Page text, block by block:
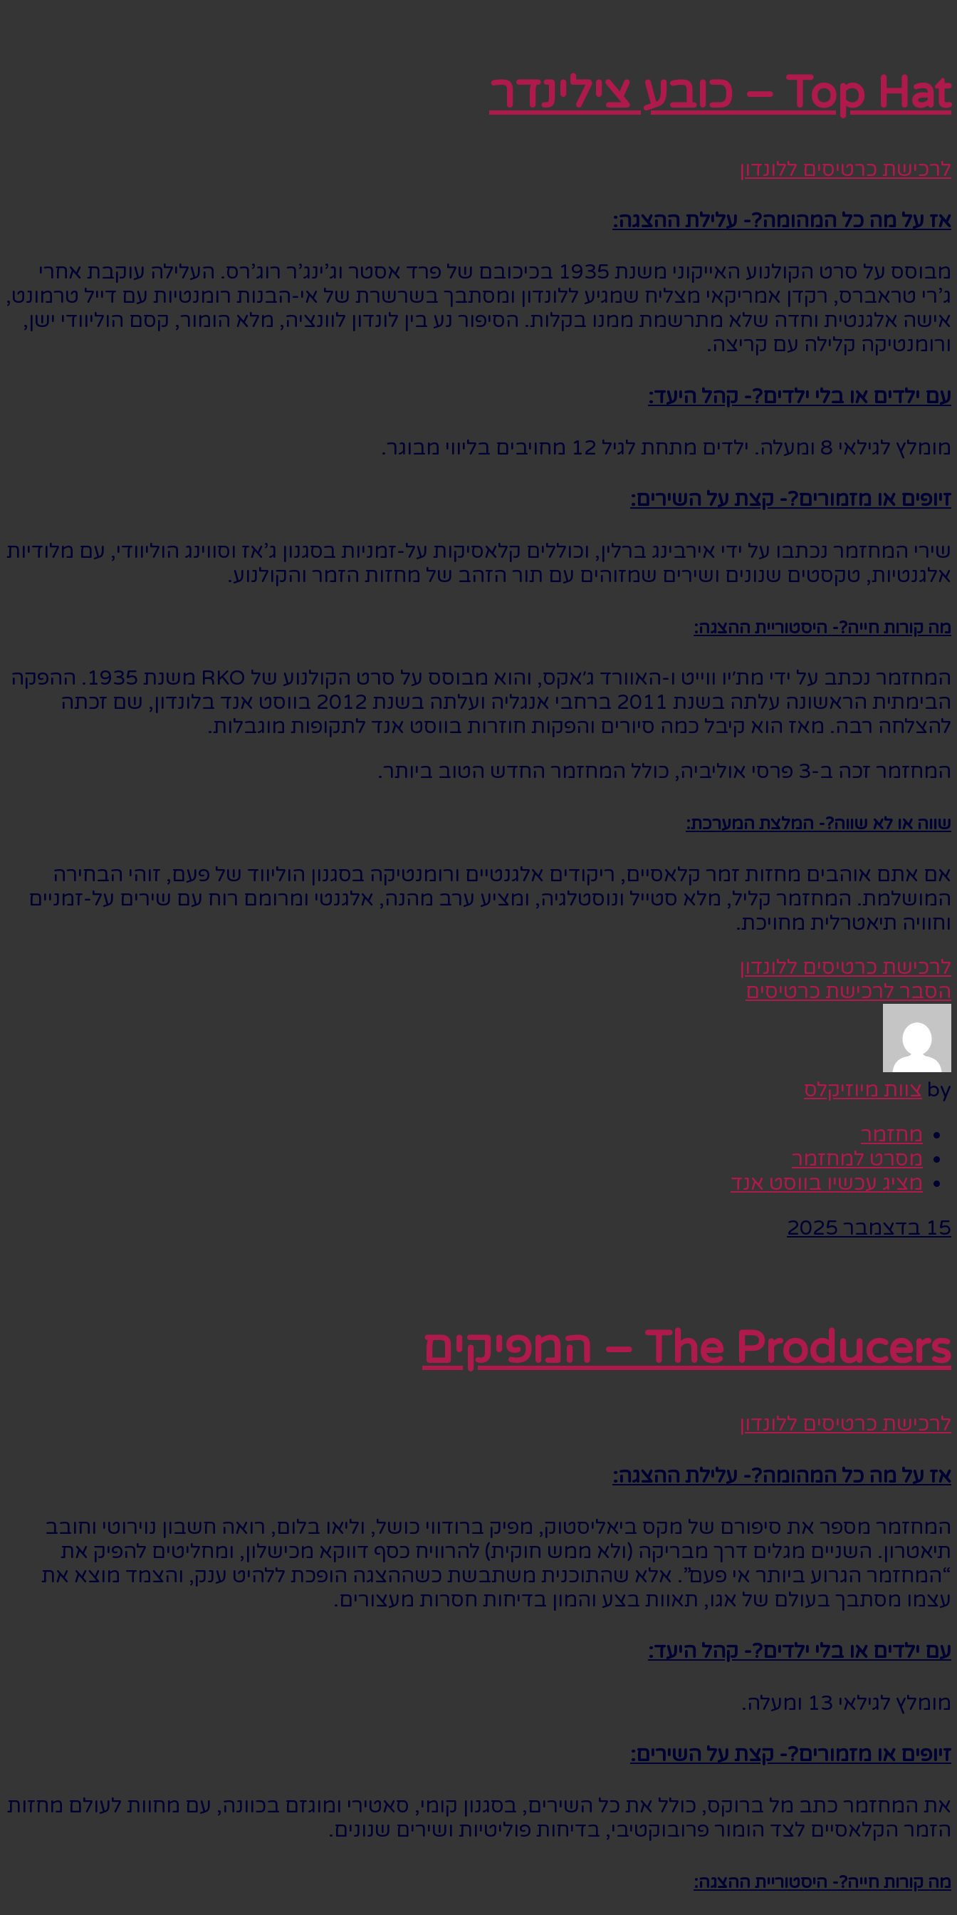
Top Hat – כובע צילינדר
לרכישת כרטיסים ללונדון
אז על מה כל המהומה?- עלילת ההצגה:
מבוסס על סרט הקולנוע האייקוני משנת 1935 בכיכובם של פרד אסטר וג’ינג’ר רוג’רס. העלילה עוקבת אחרי
ג’רי טראברס, רקדן אמריקאי מצליח שמגיע ללונדון ומסתבך בשרשרת של אי-הבנות רומנטיות עם דייל טרמונט,
אישה אלגנטית וחדה שלא מתרשמת ממנו בקלות. הסיפור נע בין לונדון לוונציה, מלא הומור, קסם הוליוודי ישן,
ורומנטיקה קלילה עם קריצה.
עם ילדים או בלי ילדים?- קהל היעד:
מומלץ לגילאי 8 ומעלה. ילדים מתחת לגיל 12 מחויבים בליווי מבוגר.
זיופים או מזמורים?- קצת על השירים:
שירי המחזמר נכתבו על ידי אירבינג ברלין, וכוללים קלאסיקות על-זמניות בסגנון ג’אז וסווינג הוליוודי, עם מלודיות
אלגנטיות, טקסטים שנונים ושירים שמזוהים עם תור הזהב של מחזות הזמר והקולנוע.
מה קורות חייה?- היסטוריית ההצגה:
המחזמר נכתב על ידי מת׳יו ווייט ו-האוורד ג׳אקס, והוא מבוסס על סרט הקולנוע של RKO משנת 1935. ההפקה
הבימתית הראשונה עלתה בשנת 2011 ברחבי אנגליה ועלתה בשנת 2012 בווסט אנד בלונדון, שם זכתה
להצלחה רבה. מאז הוא קיבל כמה סיורים והפקות חוזרות בווסט אנד לתקופות מוגבלות.
המחזמר זכה ב-3 פרסי אוליביה, כולל המחזמר החדש הטוב ביותר.
שווה או לא שווה?- המלצת המערכת:
אם אתם אוהבים מחזות זמר קלאסיים, ריקודים אלגנטיים ורומנטיקה בסגנון הוליווד של פעם, זוהי הבחירה
המושלמת. המחזמר קליל, מלא סטייל ונוסטלגיה, ומציע ערב מהנה, אלגנטי ומרומם רוח עם שירים על-זמניים
וחוויה תיאטרלית מחויכת.
לרכישת כרטיסים ללונדון
הסבר לרכישת כרטיסים
by צוות מיוזיקלס
מחזמר
מסרט למחזמר
מציג עכשיו בווסט אנד
15 בדצמבר 2025
The Producers – המפיקים
לרכישת כרטיסים ללונדון
אז על מה כל המהומה?- עלילת ההצגה:
המחזמר מספר את סיפורם של מקס ביאליסטוק, מפיק ברודווי כושל, וליאו בלום, רואה חשבון נוירוטי וחובב
תיאטרון. השניים מגלים דרך מבריקה (ולא ממש חוקית) להרוויח כסף דווקא מכישלון, ומחליטים להפיק את
“המחזמר הגרוע ביותר אי פעם”. אלא שהתוכנית משתבשת כשההצגה הופכת ללהיט ענק, והצמד מוצא את
עצמו מסתבך בעולם של אגו, תאוות בצע והמון בדיחות חסרות מעצורים.
עם ילדים או בלי ילדים?- קהל היעד:
מומלץ לגילאי 13 ומעלה.
זיופים או מזמורים?- קצת על השירים:
את המחזמר כתב מל ברוקס, כולל את כל השירים, בסגנון קומי, סאטירי ומוגזם בכוונה, עם מחוות לעולם מחזות
הזמר הקלאסיים לצד הומור פרובוקטיבי, בדיחות פוליטיות ושירים שנונים.
מה קורות חייה?- היסטוריית ההצגה: